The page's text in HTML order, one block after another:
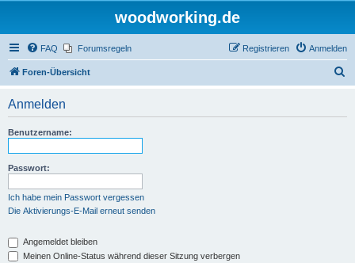
woodworking.de
FAQ Forumsregeln Anmelden
Registrieren
Foren-Übersicht
Anmelden
Benutzername:
Passwort:
Ich habe mein Passwort vergessen
Die Aktivierungs-E-Mail erneut senden
Angemeldet bleiben
Meinen Online-Status während dieser Sitzung verbergen